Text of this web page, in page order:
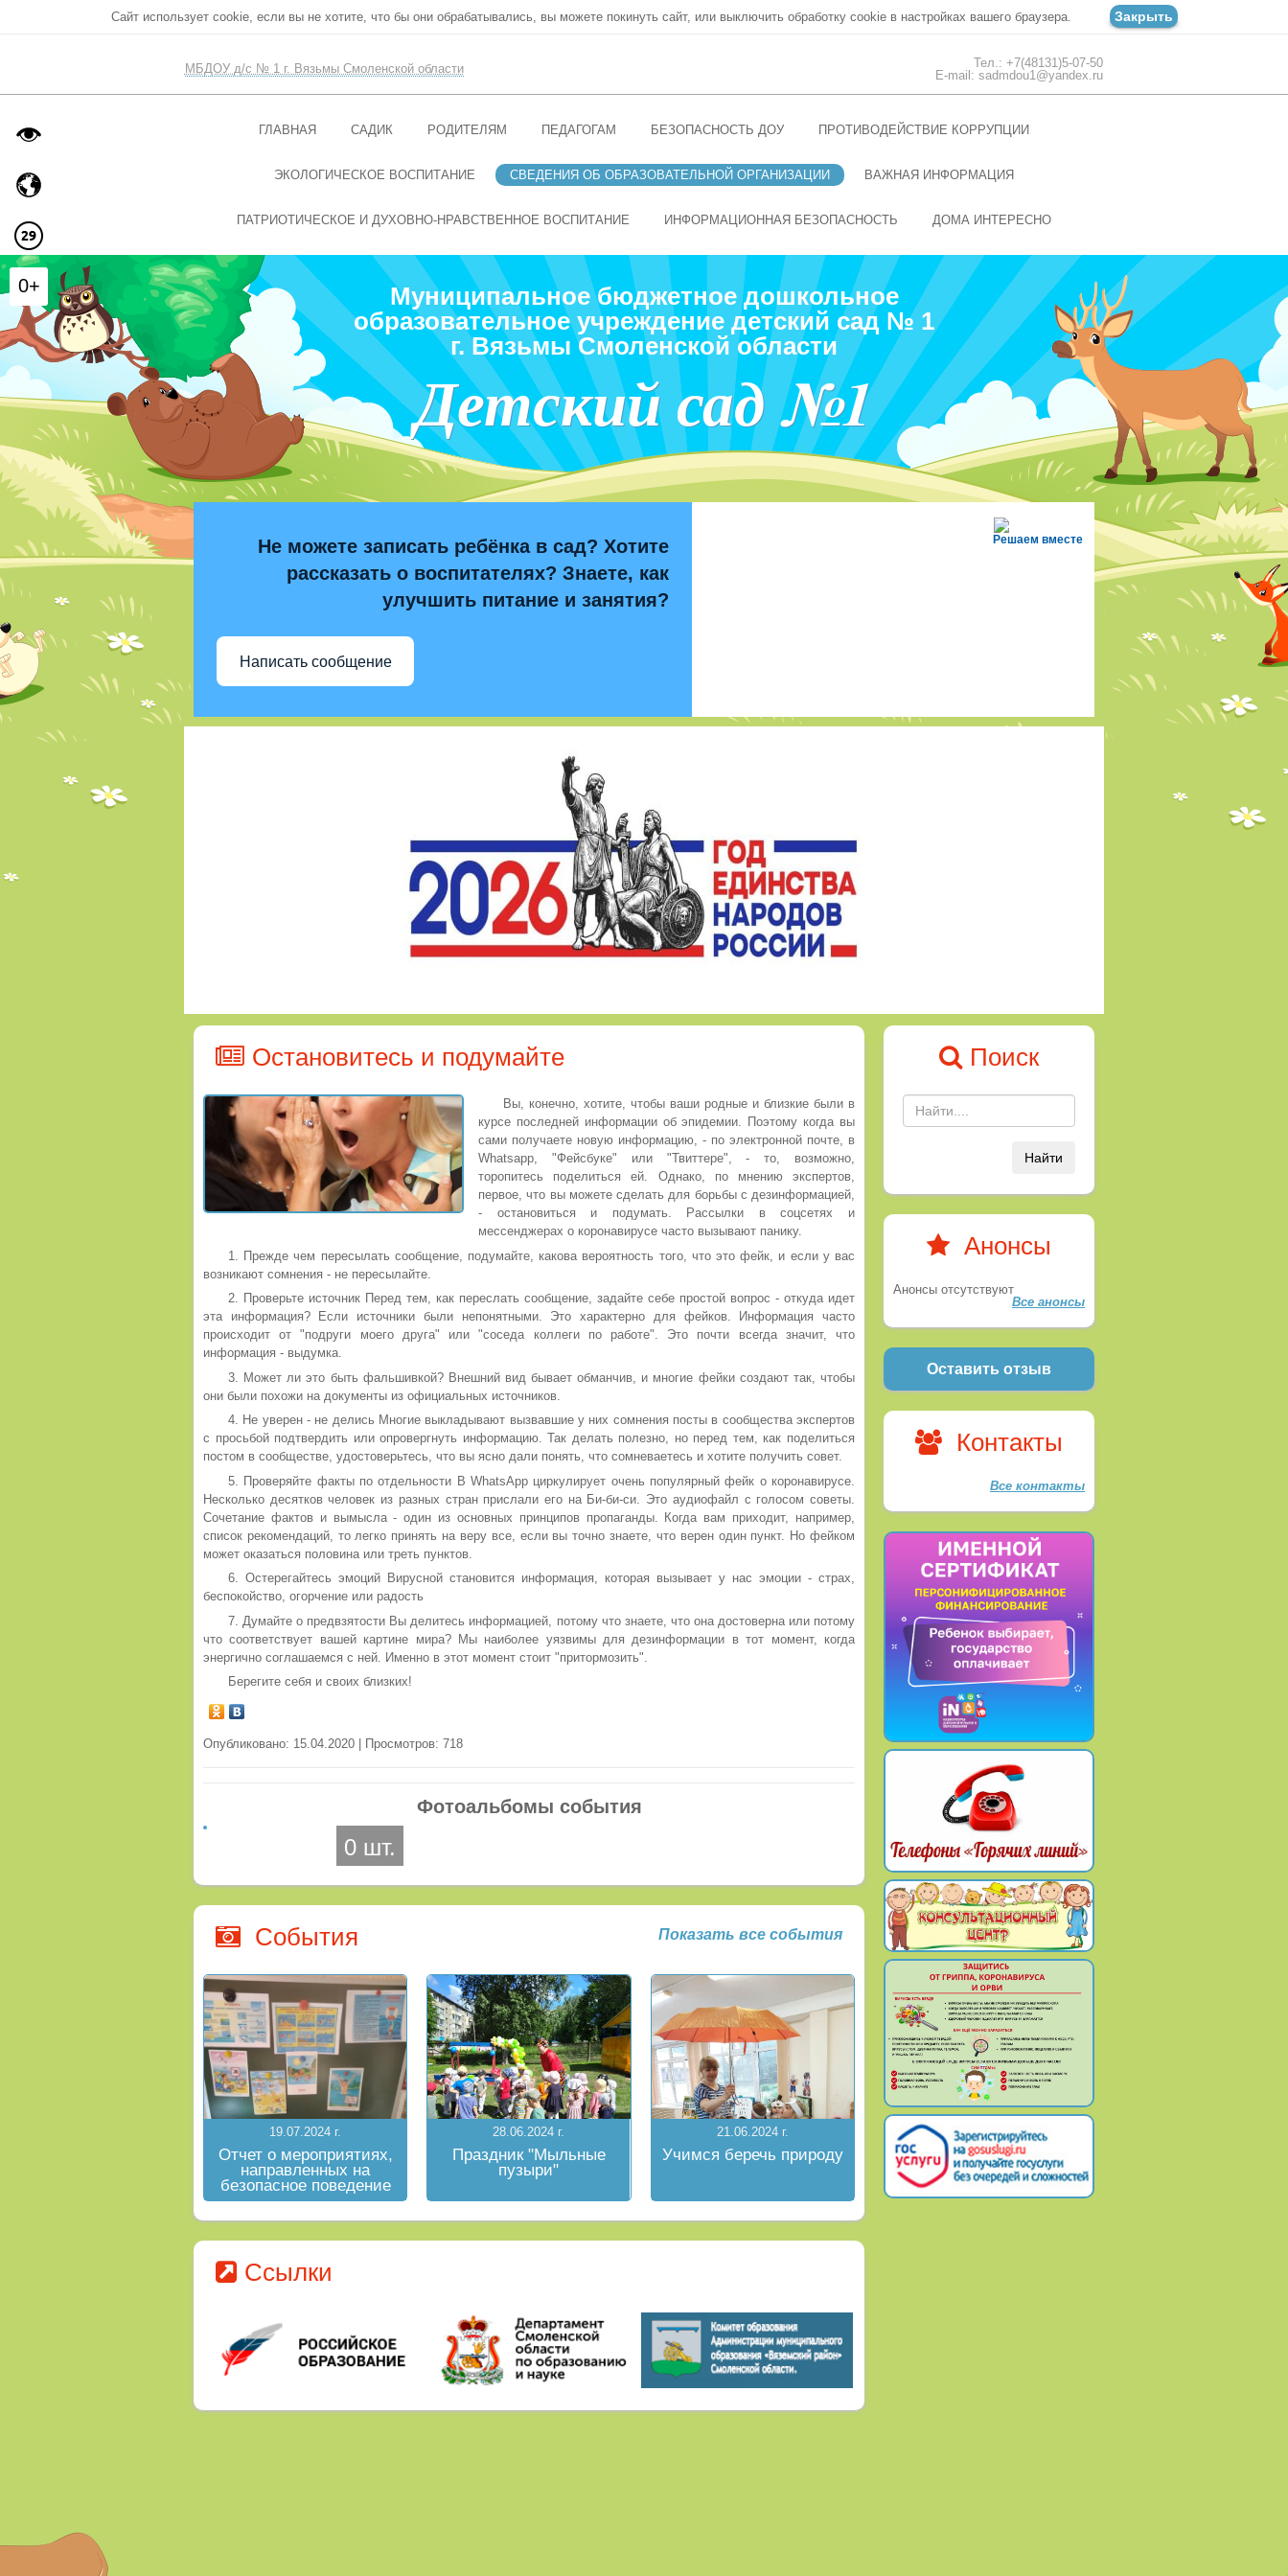
Сайт использует cookie, если вы не хотите, что бы они обрабатывались, вы можете покинуть сайт, или выключить обработку cookie в настройках вашего браузера. Закрыть
МБДОУ д/с № 1 г. Вязьмы Смоленской области
Тел.: +7(48131)5-07-50
E-mail: sadmdou1@yandex.ru
ГЛАВНАЯ САДИК РОДИТЕЛЯМ ПЕДАГОГАМ БЕЗОПАСНОСТЬ ДОУ ПРОТИВОДЕЙСТВИЕ КОРРУПЦИИ
ЭКОЛОГИЧЕСКОЕ ВОСПИТАНИЕ СВЕДЕНИЯ ОБ ОБРАЗОВАТЕЛЬНОЙ ОРГАНИЗАЦИИ ВАЖНАЯ ИНФОРМАЦИЯ
ПАТРИОТИЧЕСКОЕ И ДУХОВНО-НРАВСТВЕННОЕ ВОСПИТАНИЕ ИНФОРМАЦИОННАЯ БЕЗОПАСНОСТЬ ДОМА ИНТЕРЕСНО
Муниципальное бюджетное дошкольное
образовательное учреждение детский сад № 1
г. Вязьмы Смоленской области
Детский сад №1
Решаем вместе
Не можете записать ребёнка в сад? Хотите
рассказать о воспитателях? Знаете, как
улучшить питание и занятия?
Написать сообщение
Остановитесь и подумайте
Вы, конечно, хотите, чтобы ваши родные и близкие были в
курсе последней информации об эпидемии. Поэтому когда вы
сами получаете новую информацию, - по электронной почте, в
Whatsapp, "Фейсбуке" или "Твиттере", - то, возможно,
торопитесь поделиться ей. Однако, по мнению экспертов,
первое, что вы можете сделать для борьбы с дезинформацией,
- остановиться и подумать. Рассылки в соцсетях и
мессенджерах о коронавирусе часто вызывают панику.
1. Прежде чем пересылать сообщение, подумайте, какова вероятность того, что это фейк, и если у вас
возникают сомнения - не пересылайте.
2. Проверьте источник Перед тем, как переслать сообщение, задайте себе простой вопрос - откуда идет
эта информация? Если источники были непонятными. Это характерно для фейков. Информация часто
происходит от "подруги моего друга" или "соседа коллеги по работе". Это почти всегда значит, что
информация - выдумка.
3. Может ли это быть фальшивкой? Внешний вид бывает обманчив, и многие фейки создают так, чтобы
они были похожи на документы из официальных источников.
4. Не уверен - не делись Многие выкладывают вызвавшие у них сомнения посты в сообщества экспертов
с просьбой подтвердить или опровергнуть информацию. Так делать полезно, но перед тем, как поделиться
постом в сообществе, удостоверьтесь, что вы ясно дали понять, что сомневаетесь и хотите получить совет.
5. Проверяйте факты по отдельности В WhatsApp циркулирует очень популярный фейк о коронавирусе.
Несколько десятков человек из разных стран прислали его на Би-би-си. Это аудиофайл с голосом советы.
Сочетание фактов и вымысла - один из основных принципов пропаганды. Когда вам приходит, например,
список рекомендаций, то легко принять на веру все, если вы точно знаете, что верен один пункт. Но фейком
может оказаться половина или треть пунктов.
6. Остерегайтесь эмоций Вирусной становится информация, которая вызывает у нас эмоции - страх,
беспокойство, огорчение или радость
7. Думайте о предвзятости Вы делитесь информацией, потому что знаете, что она достоверна или потому
что соответствует вашей картине мира? Мы наиболее уязвимы для дезинформации в тот момент, когда
энергично соглашаемся с ней. Именно в этот момент стоит "притормозить".
Берегите себя и своих близких!
Опубликовано: 15.04.2020 | Просмотров: 718
Фотоальбомы события
0 шт.
События Показать все события
19.07.2024 г.
Отчет о мероприятиях,
направленных на
безопасное поведение
на водных объектах в
летний период
28.06.2024 г.
Праздник "Мыльные
пузыри"
21.06.2024 г.
Учимся беречь природу
Ссылки
Поиск
Найти
Анонсы
Анонсы отсутствуют
Все анонсы
Оставить отзыв
Контакты
Все контакты
0+